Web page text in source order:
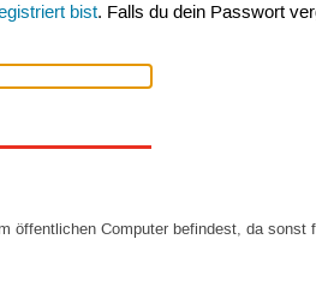
bist. Falls du dein Passwort
öffentlichen Computer befindest, da